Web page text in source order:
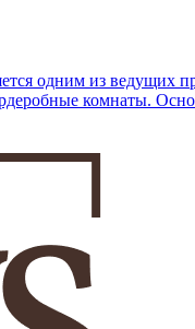
одним из ведущих
комнаты.